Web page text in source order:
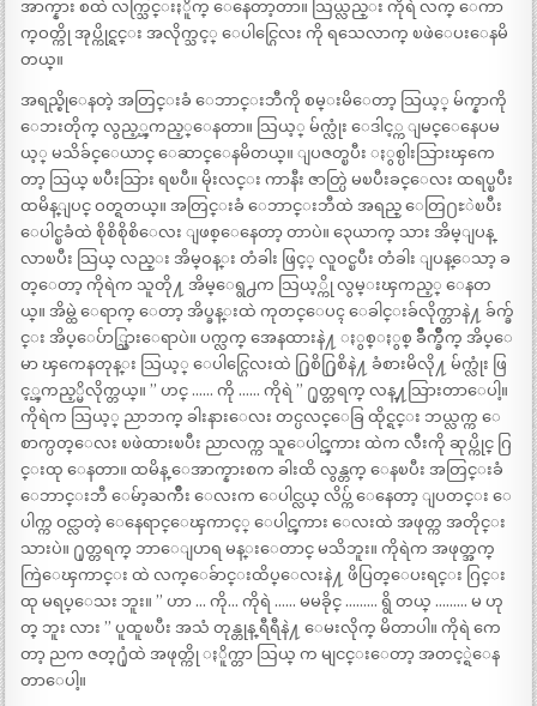
အာက္နား စထဲ လက္သြင္းႏိူက္ ေနေတာ့တာ။ သြယ္လည္း ကိုရဲ လက္ ေကာ
က္ဝတ္ကို အုပ္ကိုင္ရင္း အလိုက္သင့္ ေပါင္ဂြေလး ကို ရသေလာက္ ၿဖဲေပးေနမိ
တယ္။
အရည္စိုေနတဲ့ အတြင္းခံ ေဘာင္းဘီကို စမ္းမိေတာ့ သြယ့္ မ်က္နာကို
ေဘးတိုက္ လွည့္ၾကည့္ေနတာ။ သြယ့္ မ်က္လုံး ေဒါင့္က ျမင္ေနေပမ
ယ့္ မသိခ်င္ေယာင္ ေဆာင္ေနမိတယ္။ ျပဇတ္ၿပီး ႏွစ္ပါးသြားၾကေ
တာ့ သြယ္ ၿပီးသြား ရၿပီ။ မိုးလင္း ကာနီး ဇာတ္ပြဲ မၿပီးခင္ေလး ထရပ္ၿပီး
ထမိန္ျပင္ ဝတ္ရတယ္။ အတြင္းခံ ေဘာင္းဘီထဲ အရည္ ေတြ႐ႊဲၿပီး
ေပါင္ၿခံထဲ စိုစိစိုစိေလး ျဖစ္ေနေတာ့ တာပဲ။ ၃ေယာက္ သား အိမ္ျပန္
လာၿပီး သြယ္ လည္း အိမ္ဝန္း တံခါး ဖြင့္ လူဝင္ၿပီး တံခါး ျပန္ေသာ့ ခ
တ္ေတာ့ ကိုရဲက သူတို႔ အိမ္ေရွ႕က သြယ့္ကို လွမ္းၾကည့္ ေနတ
ယ္။ အိမ္ထဲ ေရာက္ ေတာ့ အိပ္ခန္းထဲ ကုတင္ေပၚ ေခါင္းခ်လိုက္တာနဲ႔ ခ်က္ခ်
င္း အိပ္ေပ်ာ္သြားေရာပဲ။ ပက္လက္ အေနထားနဲ႔ ႏွစ္ႏွစ္ ခ်ိဳက္ခ်ိဳက္ အိပ္ေ
မာ ၾကေနတုန္း သြယ့္ ေပါင္ဂြေလးထဲ ႐ြစိ႐ြစိနဲ႔ ခံစားမိလို႔ မ်က္လုံး ဖြ
င့္ၾကည့္မိလိုက္တယ္။ ” ဟင္ …… ကို …… ကိုရဲ ” ႐ုတ္တရက္ လန္႔သြားတာေပါ့။
ကိုရဲက သြယ့္ ညာဘက္ ခါးနားေလး တင္ပလင္ေခြ ထိုင္ရင္း ဘယ္လက္က ေ
စာက္ပတ္ေလး ၿဖဲထားၿပီး ညာလက္က သူေပါင္ၾကား ထဲက လီးကို ဆုပ္ကိုင္ ဂြ
င္းထု ေနတာ။ ထမိန္ ေအာက္နားစက ခါးထိ လွန္တက္ ေနၿပီး အတြင္းခံ
ေဘာင္းဘီ ေမ်ာ့ႀကိဳး ေလးက ေပါင္လယ္ လိပ္က် ေနေတာ့ ျပတင္း ေ
ပါက္က ဝင္လာတဲ့ ေနေရာင္ေၾကာင့္ ေပါင္ၾကား ေလးထဲ အဖုတ္က အတိုင္း
သားပဲ။ ႐ုတ္တရက္ ဘာေျပာရ မန္းေတာင္ မသိဘူး။ ကိုရဲက အဖုတ္အက္
ကြဲေၾကာင္း ထဲ လက္ေခ်ာင္းထိပ္ေလးနဲ႔ ဖိပြတ္ေပးရင္း ဂြင္း
ထု မရပ္ေသး ဘူး။ ” ဟာ … ကို… ကိုရဲ …… မမခိုင္ ……… ရွိ တယ္ ……… မ ဟု
တ္ ဘူး လား ” ပူထူၿပီး အသံ တုန္တုန္ ရီရီနဲ႔ ေမးလိုက္ မိတာပါ။ ကိုရဲ ကေ
တာ့ ညက ဇတ္႐ုံထဲ အဖုတ္ကို ႏိူက္တာ သြယ္ က မျငင္းေတာ့ အတင့္ရဲေန
တာေပါ့။